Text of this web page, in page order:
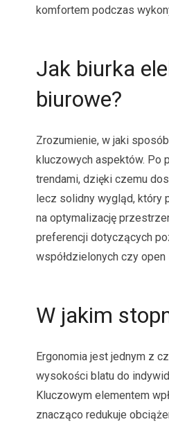
komfortem podczas
Jak biurka
biurowe?
Zrozumienie, w jaki sposób
kluczowych aspektów. Po
trendami, dzięki czemu
lecz solidny wygląd, który
na optymalizację
preferencji dotyczących
współdzielonych czy
W jakim
Ergonomia jest jednym z
wysokości blatu do
Kluczowym elementem
znacząco redukuje